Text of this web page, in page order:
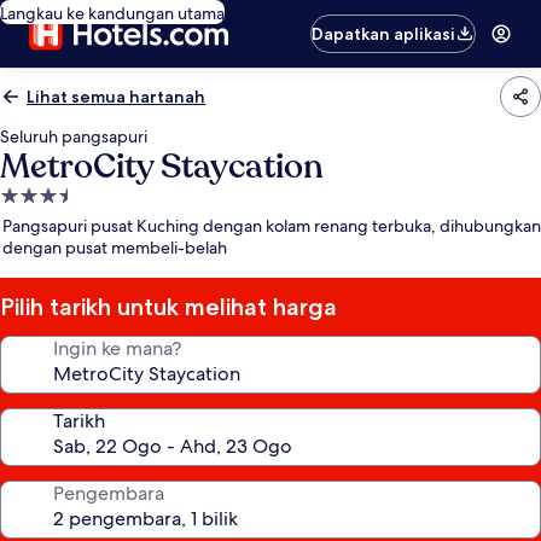
Langkau ke kandungan utama
Dapatkan aplikasi
Lihat semua hartanah
Seluruh pangsapuri
MetroCity Staycation
Hartanah
3.5
bintang
Pangsapuri pusat Kuching dengan kolam renang terbuka, dihubungkan
dengan pusat membeli-belah
Pilih tarikh untuk melihat harga
Ingin ke mana?
Tarikh
Pengembara